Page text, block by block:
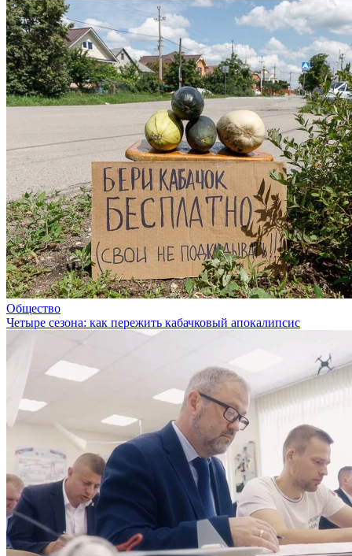
Общество
Четыре сезона: как пережить кабачковый апокалипсис